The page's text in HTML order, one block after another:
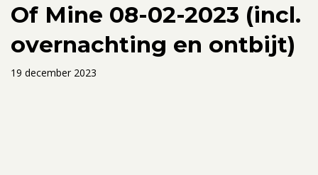
Of Mine 08-02-2023 (incl.
overnachting en ontbijt)
19 december 2023